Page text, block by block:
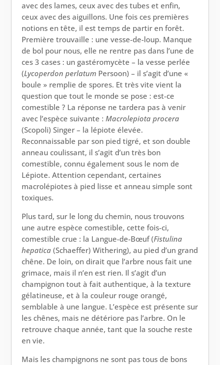
avec des lames, ceux avec des tubes et enfin,
ceux avec des aiguillons. Une fois ces premières
notions en tête, il est temps de partir en forêt.
Première trouvaille : une vesse-de-loup. Manque
de bol pour nous, elle ne rentre pas dans l’une de
ces 3 cases : un gastéromycète – la vesse perlée
(Lycoperdon perlatum Persoon) – il s’agit d’une «
boule » remplie de spores. Et très vite vient la
question que tout le monde se pose : est-ce
comestible ? La réponse ne tardera pas à venir
avec l’espèce suivante :Macrolepiota procera
(Scopoli) Singer – la lépiote élevée.
Reconnaissable par son pied tigré, et son double
anneau coulissant, il s’agit d’un très bon
comestible, connu également sous le nom de
Lépiote. Attention cependant, certaines
macrolépiotes à pied lisse et anneau simple sont
toxiques.
Plus tard, sur le long du chemin, nous trouvons
une autre espèce comestible, cette fois-ci,
comestible crue : la Langue-de-Bœuf (Fistulina
hepatica (Schaeffer) Withering), au pied d’un grand
chêne. De loin, on dirait que l’arbre nous fait une
grimace, mais il n’en est rien. Il s’agit d’un
champignon tout à fait authentique, à la texture
gélatineuse, et à la couleur rouge orangé,
semblable à une langue. L’espèce est présente sur
les chênes, mais ne détériore pas l’arbre. On le
retrouve chaque année, tant que la souche reste
en vie.
Mais les champignons ne sont pas tous de bons